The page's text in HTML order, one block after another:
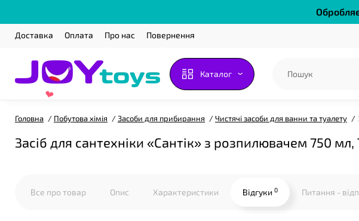
Доставка Оплата Про нас Повернення
Каталог
Головна Побутова хімія Засоби для прибирання Чистячі засоби для ванни та туалету
Засіб для сантехніки «Сантік» з розпилювачем 750
Все про товар Опис Характеристики Відгуки 0 Питання -
❤